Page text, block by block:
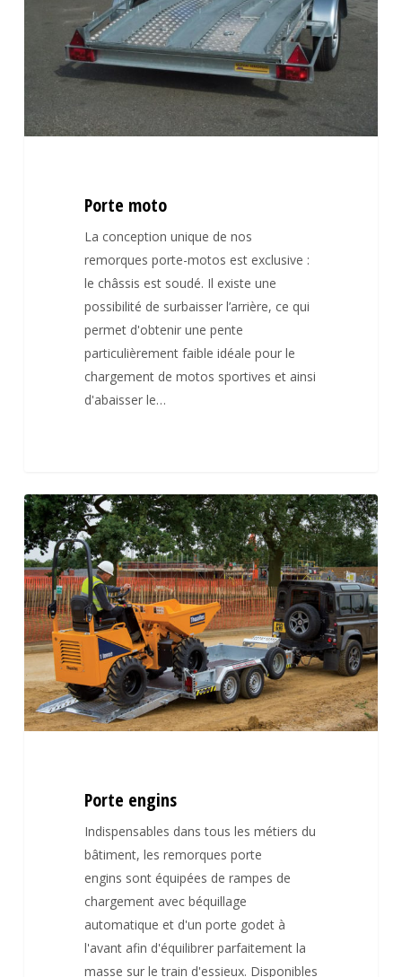
Porte moto
La conception unique de nos
remorques porte-motos est exclusive :
le châssis est soudé. Il existe une
possibilité de surbaisser l’arrière, ce qui
permet d'obtenir une pente
particulièrement faible idéale pour le
chargement de motos sportives et ainsi
d'abaisser le…
Porte
engins
Porte engins
Indispensables dans tous les métiers du
bâtiment, les remorques porte
engins sont équipées de rampes de
chargement avec béquillage
automatique et d'un porte godet à
l'avant afin d'équilibrer parfaitement la
masse sur le train d'essieux. Disponibles